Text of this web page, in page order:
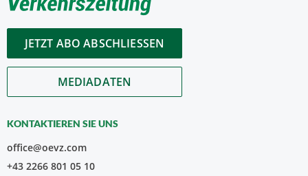
JETZT ABO ABSCHLIESSEN
MEDIADATEN
KONTAKTIEREN SIE UNS
office@oevz.com
+43 2266 801 05 10